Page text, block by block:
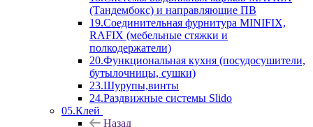
(Тандембокс) и направляющие ПВ
19.Соединительная фурнитура MINIFIX,
RAFIX (мебельные стяжки и
полкодержатели)
20.Функциональная кухня (посудосушители,
бутылочницы, сушки)
23.Шурупы,винты
24.Раздвижные системы Slido
05.Клей
Назад